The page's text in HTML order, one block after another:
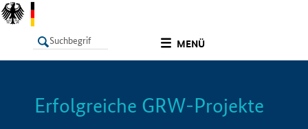
MENÜ
LISTE Info
Erfolgreiche GRW-Projekte